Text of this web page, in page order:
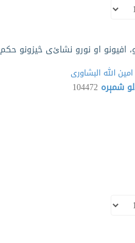
افیونو او نورو نشاﺉی څیزونو حکم
امین الله البشاوری
شمېره 104472